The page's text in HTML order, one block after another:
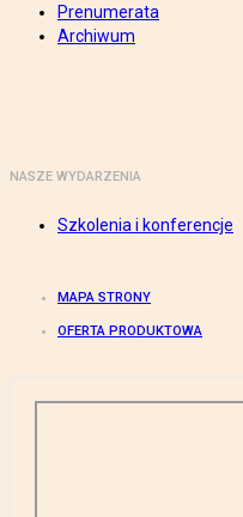
Prenumerata
Archiwum
NASZE WYDARZENIA
Szkolenia i konferencje
MAPA STRONY
OFERTA PRODUKTOWA